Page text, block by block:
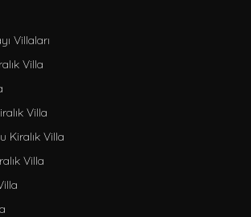
Villaları
Villa
Villa
Kiralık Villa
Villa